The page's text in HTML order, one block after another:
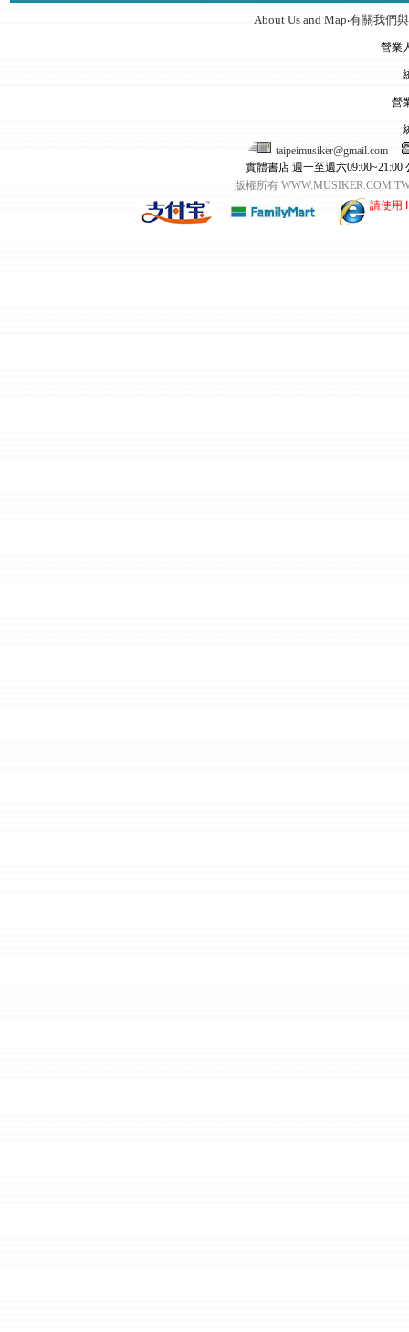
About Us and Map‧有關我們
營業
營
taipeimusiker@gmail.com
實體書店 週一至週六09:00~21:00
版權所有
請使用